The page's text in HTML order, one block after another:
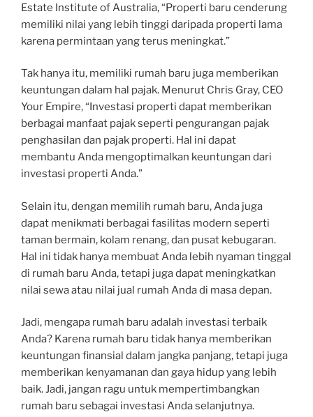
Estate Institute of Australia, “Properti baru cenderung
memiliki nilai yang lebih tinggi daripada properti lama
karena permintaan yang terus meningkat.”
Tak hanya itu, memiliki rumah baru juga memberikan
keuntungan dalam hal pajak. Menurut Chris Gray, CEO
Your Empire, “Investasi properti dapat memberikan
berbagai manfaat pajak seperti pengurangan pajak
penghasilan dan pajak properti. Hal ini dapat
membantu Anda mengoptimalkan keuntungan dari
investasi properti Anda.”
Selain itu, dengan memilih rumah baru, Anda juga
dapat menikmati berbagai fasilitas modern seperti
taman bermain, kolam renang, dan pusat kebugaran.
Hal ini tidak hanya membuat Anda lebih nyaman tinggal
di rumah baru Anda, tetapi juga dapat meningkatkan
nilai sewa atau nilai jual rumah Anda di masa depan.
Jadi, mengapa rumah baru adalah investasi terbaik
Anda? Karena rumah baru tidak hanya memberikan
keuntungan finansial dalam jangka panjang, tetapi juga
memberikan kenyamanan dan gaya hidup yang lebih
baik. Jadi, jangan ragu untuk mempertimbangkan
rumah baru sebagai investasi Anda selanjutnya.